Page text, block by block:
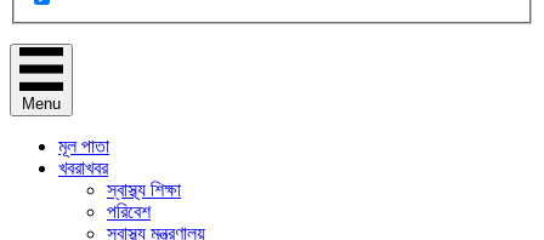
Menu
মূল পাতা
খবরাখবর
স্বাস্থ্য শিক্ষা
পরিবেশ
স্বাস্থ্য মন্ত্রণালয়